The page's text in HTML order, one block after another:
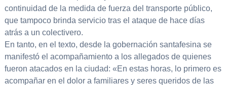
continuidad de la medida de fuerza del transporte público,
que tampoco brinda servicio tras el ataque de hace días
atrás a un colectivero.
En tanto, en el texto, desde la gobernación santafesina se
manifestó el acompañamiento a los allegados de quienes
fueron atacados en la ciudad: «En estas horas, lo primero es
acompañar en el dolor a familiares y seres queridos de las